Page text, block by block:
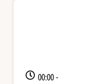
00:00 -